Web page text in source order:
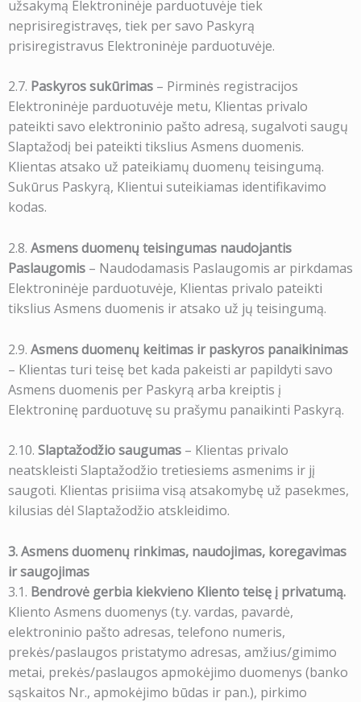
užsakymą Elektroninėje parduotuvėje tiek
neprisiregistravęs, tiek per savo Paskyrą
prisiregistravus Elektroninėje parduotuvėje.
2.7. Paskyros sukūrimas – Pirminės registracijos
Elektroninėje parduotuvėje metu, Klientas privalo
pateikti savo elektroninio pašto adresą, sugalvoti saugų
Slaptažodį bei pateikti tikslius Asmens duomenis.
Klientas atsako už pateikiamų duomenų teisingumą.
Sukūrus Paskyrą, Klientui suteikiamas identifikavimo
kodas.
2.8. Asmens duomenų teisingumas naudojantis
Paslaugomis – Naudodamasis Paslaugomis ar pirkdamas
Elektroninėje parduotuvėje, Klientas privalo pateikti
tikslius Asmens duomenis ir atsako už jų teisingumą.
2.9. Asmens duomenų keitimas ir paskyros panaikinimas
– Klientas turi teisę bet kada pakeisti ar papildyti savo
Asmens duomenis per Paskyrą arba kreiptis į
Elektroninę parduotuvę su prašymu panaikinti Paskyrą.
2.10. Slaptažodžio saugumas – Klientas privalo
neatskleisti Slaptažodžio tretiesiems asmenims ir jį
saugoti. Klientas prisiima visą atsakomybę už pasekmes,
kilusias dėl Slaptažodžio atskleidimo.
3. Asmens duomenų rinkimas, naudojimas, koregavimas
ir saugojimas
3.1. Bendrovė gerbia kiekvieno Kliento teisę į privatumą.
Kliento Asmens duomenys (t.y. vardas, pavardė,
elektroninio pašto adresas, telefono numeris,
prekės/paslaugos pristatymo adresas, amžius/gimimo
metai, prekės/paslaugos apmokėjimo duomenys (banko
sąskaitos Nr., apmokėjimo būdas ir pan.), pirkimo